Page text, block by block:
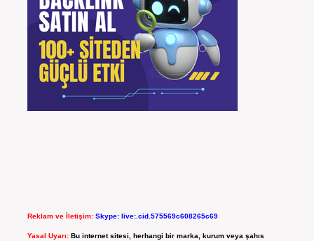
Reklam ve İletişim: Skype: live:.cid.575569c608265c69
Yasal Uyarı: Bu internet sitesi, herhangi bir marka, kurum veya şahıs